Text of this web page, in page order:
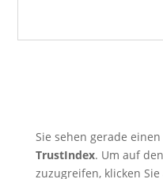
Sie sehen gerade
TrustIndex. Um auf
zuzugreifen, klicken